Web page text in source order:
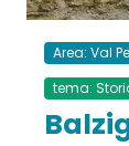
Area: Val
tema: